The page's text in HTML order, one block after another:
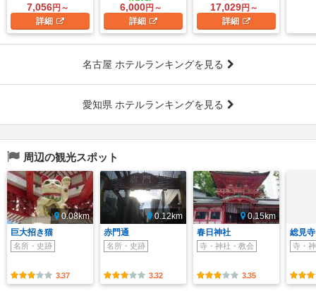
7,056円～
詳細
6,000円～
詳細
17,029円～
詳細
名古屋 ホテルランキングを見る
愛知県 ホテルランキングを見る
周辺の観光スポット
0.08km
巨大招き猫
名所・史跡
3.37
0.12km
赤門通
名所・史跡
3.32
0.15km
春日神社
寺・神社・教会
3.35
総見寺
寺・